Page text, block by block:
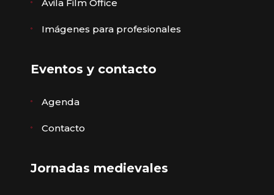
Ávila Film Office
Imágenes para profesionales
Eventos y contacto
Agenda
Contacto
Jornadas medievales